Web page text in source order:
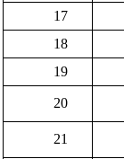
17
18
19
20
21